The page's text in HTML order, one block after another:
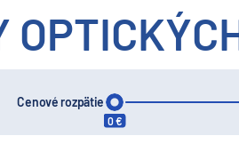
Cenové rozpätie
0 €